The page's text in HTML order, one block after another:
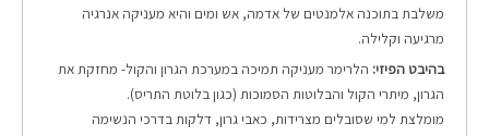
משלבת בתוכנה אלמנטים של אדמה, אש ומים והיא מעניקה אנרגיה
מרגיעה וקלילה.
בהיבט הפיזי: הלרימר מעניקה תמיכה במערכת הגרון והקול- מחזקת את
הגרון, מיתרי הקול והבלוטות הסמוכות (כגון בלוטת התריס).
מומלצת למי שסובלים מצרידות, כאבי גרון, דלקות בדרכי הנשימה